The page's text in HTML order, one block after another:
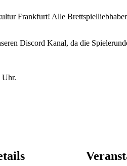
Frankfurt! Alle
Discord Kanal, da die
Uhr.